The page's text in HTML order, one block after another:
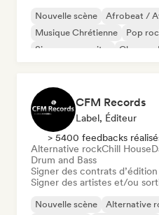
Nouvelle scène Afrobeat /
Musique Chrétienne
Pop
Singer-songwriter
Chanson
CFM Records
Label, Éditeur
> 5400 feedbacks
Alternative rockChill House
Drum and Bass
Signer des contrats
Signer des artistes et/ou
Nouvelle scène Alternative